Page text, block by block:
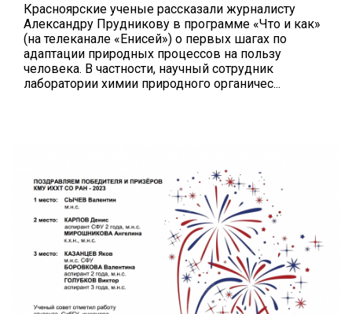
Красноярские ученые рассказали журналисту
Александру Прудникову в программе «Что и как»
(на телеканале «Енисей») о первых шагах по
адаптации природных процессов на пользу
человека. В частности, научный сотрудник
лаборатории химии природного органичес...